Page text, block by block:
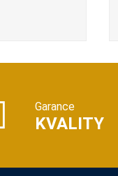
Garance
KVALITY